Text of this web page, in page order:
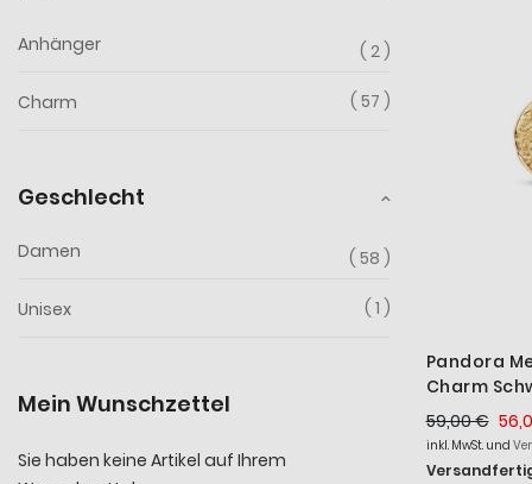
Pandora
Charm
14K
59,00 €
inkl. MwSt. und
Anhänger 2
Charm 57
Geschlecht
Damen 58
Unisex 1
Mein Wunschzettel
Sie haben keine Artikel auf Ihrem